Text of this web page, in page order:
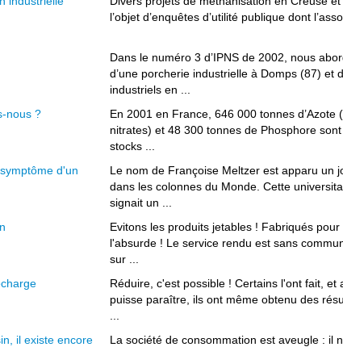
l’objet d’enquêtes d’utilité publique dont
Dans le numéro 3 d’IPNS de 2002, nous
d’une porcherie industrielle à Domps (87) et
industriels en ...
nous ?
En 2001 en France, 646 000 tonnes d’Azote
nitrates) et 48 300 tonnes de Phosphore
stocks ...
d'un
Le nom de Françoise Meltzer est apparu un
dans les colonnes du Monde. Cette
signait un ...
Evitons les produits jetables ! Fabriqués
l'absurde ! Le service rendu est sans
sur ...
Réduire, c'est possible ! Certains l'ont fait, et
puisse paraître, ils ont même obtenu des
il existe encore
La société de consommation est aveugle : il